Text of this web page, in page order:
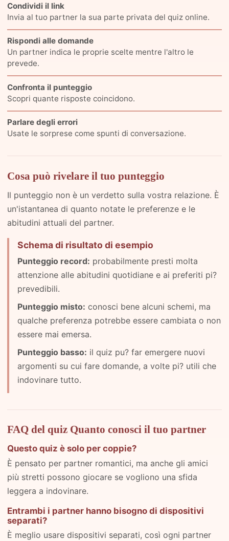
Condividi il link
Invia al tuo partner la sua parte privata del quiz online.
Rispondi alle domande
Un partner indica le proprie scelte mentre l'altro le
prevede.
Confronta il punteggio
Scopri quante risposte coincidono.
Parlare degli errori
Usate le sorprese come spunti di conversazione.
Cosa può rivelare il tuo punteggio
Il punteggio non è un verdetto sulla vostra relazione. È
un'istantanea di quanto notate le preferenze e le
abitudini attuali del partner.
Schema di risultato di esempio
Punteggio record: probabilmente presti molta
attenzione alle abitudini quotidiane e ai preferiti pi?
prevedibili.
Punteggio misto: conosci bene alcuni schemi, ma
qualche preferenza potrebbe essere cambiata o non
essere mai emersa.
Punteggio basso: il quiz pu? far emergere nuovi
argomenti su cui fare domande, a volte pi? utili che
indovinare tutto.
FAQ del quiz Quanto conosci il tuo partner
Questo quiz è solo per coppie?
È pensato per partner romantici, ma anche gli amici
più stretti possono giocare se vogliono una sfida
leggera a indovinare.
Entrambi i partner hanno bisogno di dispositivi
separati?
È meglio usare dispositivi separati, così ogni partner